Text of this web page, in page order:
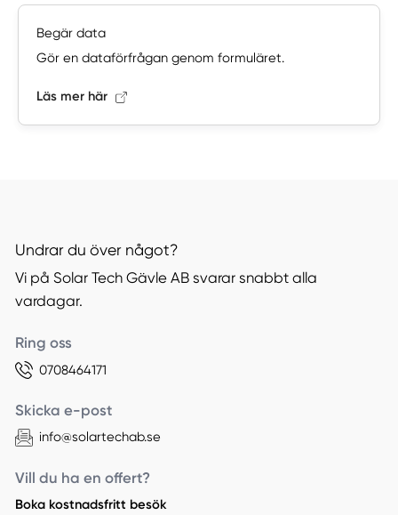
Begär data
Gör en dataförfrågan genom formuläret.
Läs mer här
Undrar du över något?
Vi på Solar Tech Gävle AB svarar snabbt alla
vardagar.
Ring oss
0708464171
Skicka e-post
info@solartechab.se
Vill du ha en offert?
Boka kostnadsfritt besök